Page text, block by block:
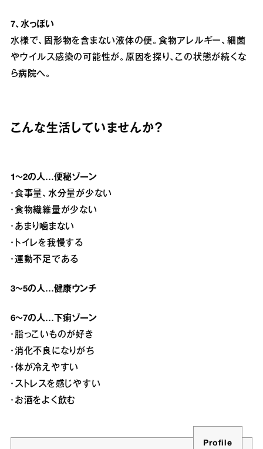
7、水っぽい
水様で、固形物を含まない液体の便。食物アレルギー、細菌
やウイルス感染の可能性が。原因を探り、この状態が続くな
ら病院へ。
こんな生活していませんか？
1～2の人…便秘ゾーン
・食事量、水分量が少ない
・食物繊維量が少ない
・あまり噛まない
・トイレを我慢する
・運動不足である
3～5の人…健康ウンチ
6～7の人…下痢ゾーン
・脂っこいものが好き
・消化不良になりがち
・体が冷えやすい
・ストレスを感じやすい
・お酒をよく飲む
Profile